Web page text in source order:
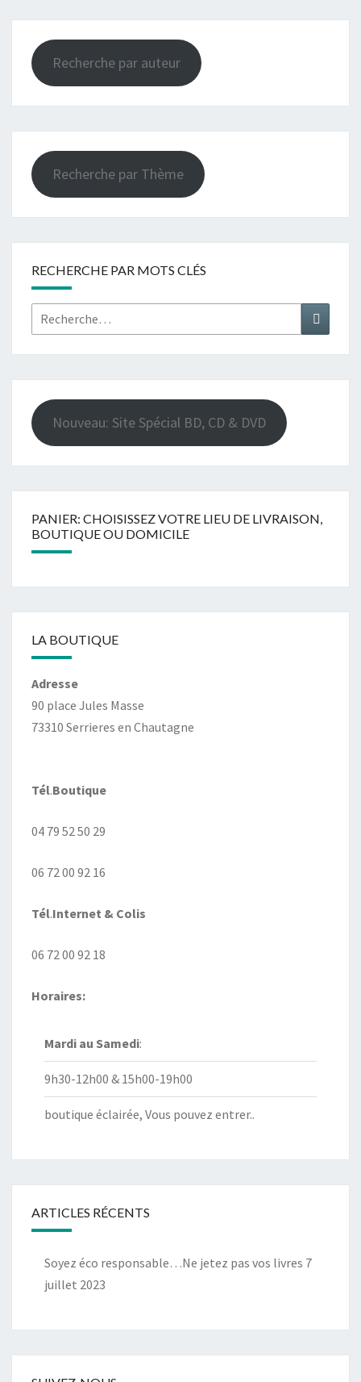
Recherche par auteur
Recherche par Thème
RECHERCHE PAR MOTS CLÉS
Rechercher :
Nouveau: Site Spécial BD, CD & DVD
PANIER: CHOISISSEZ VOTRE LIEU DE LIVRAISON,
BOUTIQUE OU DOMICILE
LA BOUTIQUE
Adresse
90 place Jules Masse
73310 Serrieres en Chautagne
Tél.Boutique
04 79 52 50 29
06 72 00 92 16
Tél.Internet & Colis
06 72 00 92 18
Horaires:
Mardi au Samedi:
9h30-12h00 & 15h00-19h00
boutique éclairée, Vous pouvez entrer..
ARTICLES RÉCENTS
Soyez éco responsable…Ne jetez pas vos livres 7
juillet 2023